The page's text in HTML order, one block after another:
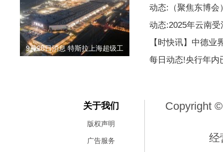
9月28日消息 特斯拉上海超级工
动态:（聚焦东博会
动态:2025年云南
【时快讯】中德
每日动态!央行年内
关于我们
版权声明
广告服务
Copyright
经